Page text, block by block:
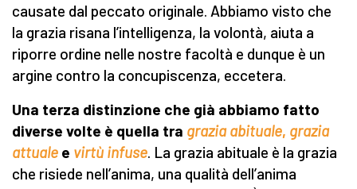
causate dal peccato originale. Abbiamo visto che
la grazia risana l’intelligenza, la volontà, aiuta a
riporre ordine nelle nostre facoltà e dunque è un
argine contro la concupiscenza, eccetera.
Una terza distinzione che già abbiamo fatto
diverse volte è quella tra grazia abituale, grazia
attuale e virtù infuse. La grazia abituale è la grazia
che risiede nell’anima, una qualità dell’anima